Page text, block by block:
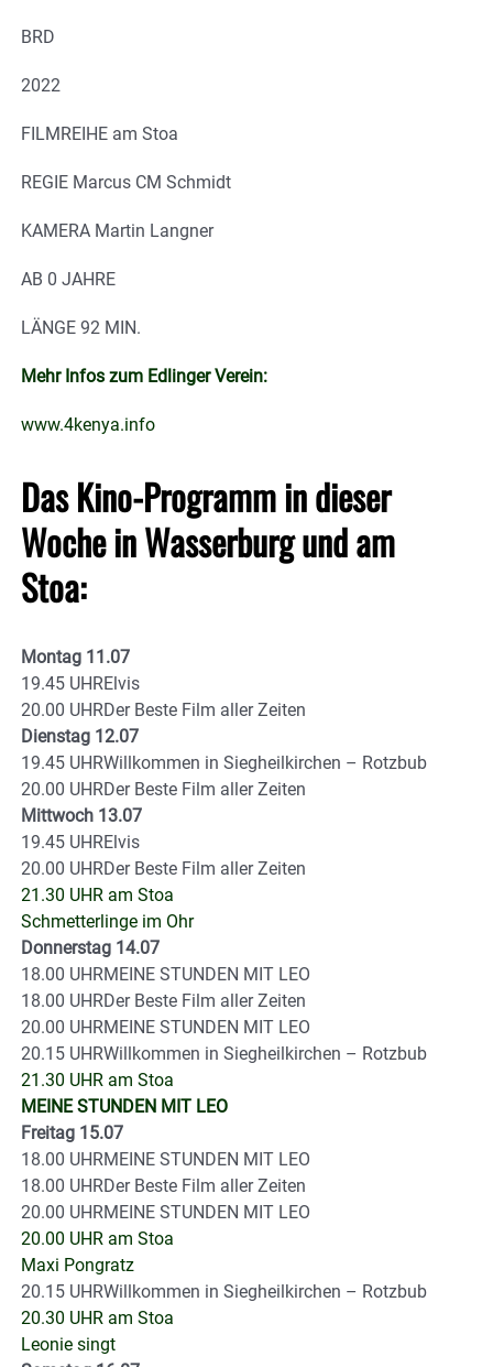
BRD
2022
FILMREIHE am Stoa
REGIE Marcus CM Schmidt
KAMERA Martin Langner
AB 0 JAHRE
LÄNGE 92 MIN.
Mehr Infos zum Edlinger Verein:
www.4kenya.info
Das Kino-Programm in dieser
Woche in Wasserburg und am
Stoa:
Montag 11.07
19.45 UHRElvis
20.00 UHRDer Beste Film aller Zeiten
Dienstag 12.07
19.45 UHRWillkommen in Siegheilkirchen – Rotzbub
20.00 UHRDer Beste Film aller Zeiten
Mittwoch 13.07
19.45 UHRElvis
20.00 UHRDer Beste Film aller Zeiten
21.30 UHR am Stoa
Schmetterlinge im Ohr
Donnerstag 14.07
18.00 UHRMEINE STUNDEN MIT LEO
18.00 UHRDer Beste Film aller Zeiten
20.00 UHRMEINE STUNDEN MIT LEO
20.15 UHRWillkommen in Siegheilkirchen – Rotzbub
21.30 UHR am Stoa
MEINE STUNDEN MIT LEO
Freitag 15.07
18.00 UHRMEINE STUNDEN MIT LEO
18.00 UHRDer Beste Film aller Zeiten
20.00 UHRMEINE STUNDEN MIT LEO
20.00 UHR am Stoa
Maxi Pongratz
20.15 UHRWillkommen in Siegheilkirchen – Rotzbub
20.30 UHR am Stoa
Leonie singt